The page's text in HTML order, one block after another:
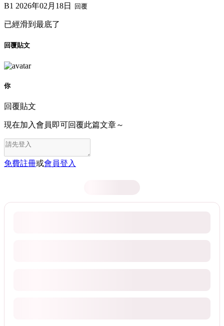
B1 2026年02月18日 回覆
已經滑到最底了
回覆貼文
你
回覆貼文
現在加入會員即可回覆此篇文章～
免費註冊或會員登入